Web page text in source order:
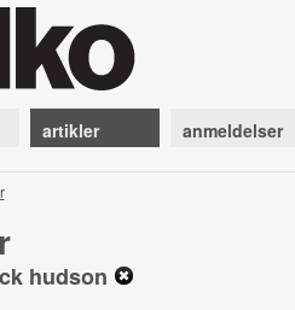
artikler anmeldelser
hudson